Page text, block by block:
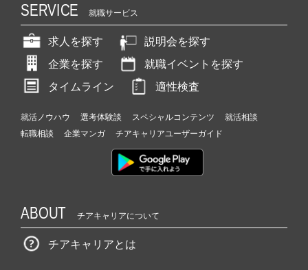
SERVICE 就職サービス
求人を探す
説明会を探す
企業を探す
就職イベントを探す
タイムライン
適性検査
就活ノウハウ 選考体験談 スペシャルコンテンツ
就活相談
転職相談
企業マンガ チアキャリアユーザーガイド
ABOUT チアキャリアについて
チアキャリアとは